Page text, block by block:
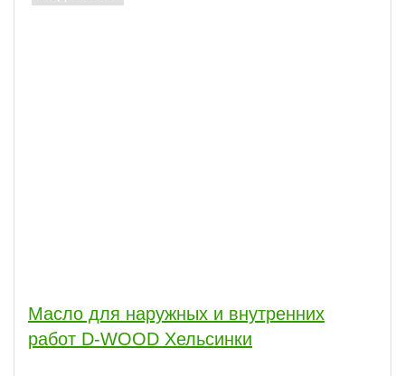
Масло для наружных и внутренних
работ D-WOOD Хельсинки